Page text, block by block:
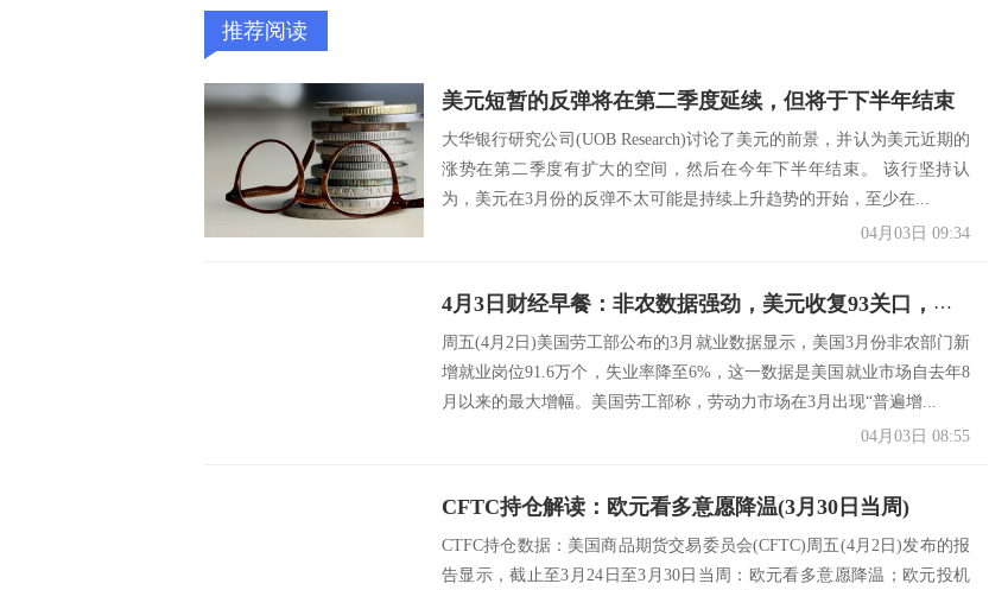
推荐阅读
美元短暂的反弹将在第二季度延续，但将于下半年结束
大华银行研究公司(UOB Research)讨论了美元的前景，并认为美元近期的
涨势在第二季度有扩大的空间，然后在今年下半年结束。 该行坚持认
为，美元在3月份的反弹不太可能是持续上升趋势的开始，至少在...
04月03日 09:34
4月3日财经早餐：非农数据强劲，美元收复93关口，美债收益率全线走高
周五(4月2日)美国劳工部公布的3月就业数据显示，美国3月份非农部门新
增就业岗位91.6万个，失业率降至6%，这一数据是美国就业市场自去年8
月以来的最大增幅。美国劳工部称，劳动力市场在3月出现“普遍增...
04月03日 08:55
CFTC持仓解读：欧元看多意愿降温(3月30日当周)
CTFC持仓数据：美国商品期货交易委员会(CFTC)周五(4月2日)发布的报
告显示，截止至3月24日至3月30日当周：欧元看多意愿降温；欧元投机